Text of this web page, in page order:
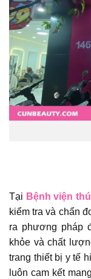
Tại Bệnh viện
kiểm tra và chẩn
ra phương pháp
khỏe và chất
trang thiết bị y tế
luôn cam kết